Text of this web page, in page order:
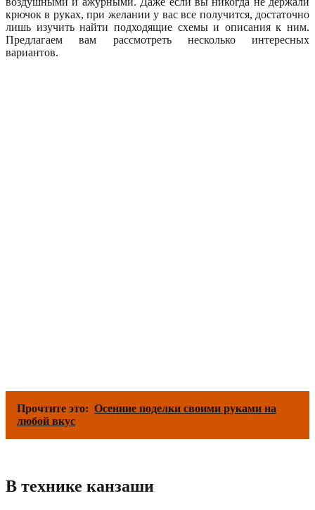
крючок в руках, при желании у вас все получится, достаточно
лишь изучить найти подходящие схемы и описания к ним.
Предлагаем вам рассмотреть несколько интересных
вариантов.
Прочтите это: Осенние поделки своими руками на
любой вкус
В технике канзаши